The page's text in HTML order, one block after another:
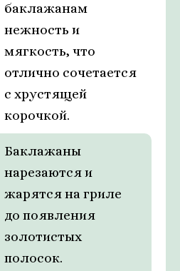
баклажанам
нежность и
мягкость, что
отлично сочетается
с хрустящей
корочкой.
Баклажаны
нарезаются и
жарятся на гриле
до появления
золотистых
полосок.